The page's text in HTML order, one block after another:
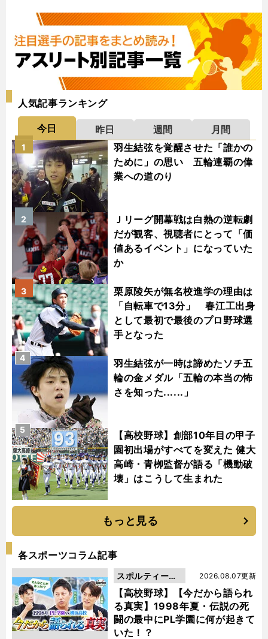
人気記事ランキング
今日 昨日 週間
月間
羽生結弦を覚醒させた「誰かの
ために」の思い 五輪連覇の偉
業への道のり
1
Ｊリーグ開幕戦は白熱の逆転劇
だが観客、視聴者にとって「価
値あるイベント」になっていた
か
2
栗原陵矢が無名校進学の理由は
「自転車で13分」 春江工出身
として最初で最後のプロ野球選
手となった
3
羽生結弦が一時は諦めたソチ五
輪の金メダル「五輪の本当の怖
さを知った......」
4
【高校野球】創部10年目の甲子
園初出場がすべてを変えた 健大
高崎・青栁監督が語る「機動破
壊」はこうして生まれた
5
もっと見る
各スポーツコラム記事
【高校野球】【今だから語られ
る真実】1998年夏・伝説の死
闘の最中にPL学園に何が起きて
いた！？
2026.08.07更新
スポルティーバ
動画